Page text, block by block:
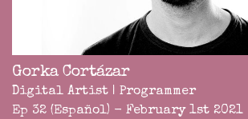
Gorka Cortázar
Digital Artist | Programmer
Ep 32 (Español) - February 1st 2021